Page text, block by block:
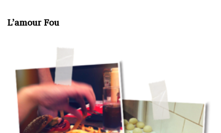
L’amour Fou